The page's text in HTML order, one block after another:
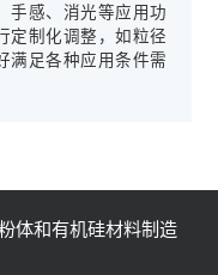
手感、消光等应用功
定制化调整，如粒径
满足各种应用条件需
体和有机硅材料制造